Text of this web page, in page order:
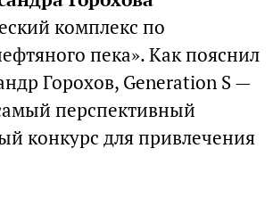
комплекс по
пека». Как пояснил
Горохов, Generation S —
перспективный
конкурс для привлечения